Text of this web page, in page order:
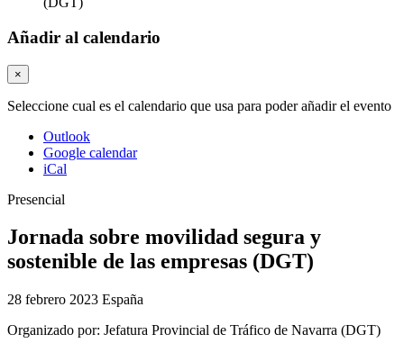
Añadir al calendario
×
Seleccione cual es el calendario que usa para poder añadir el evento
Outlook
Google calendar
iCal
Presencial
Jornada sobre movilidad segura y
sostenible de las empresas (DGT)
28 febrero 2023 España
Organizado por: Jefatura Provincial de Tráfico de Navarra (DGT)​